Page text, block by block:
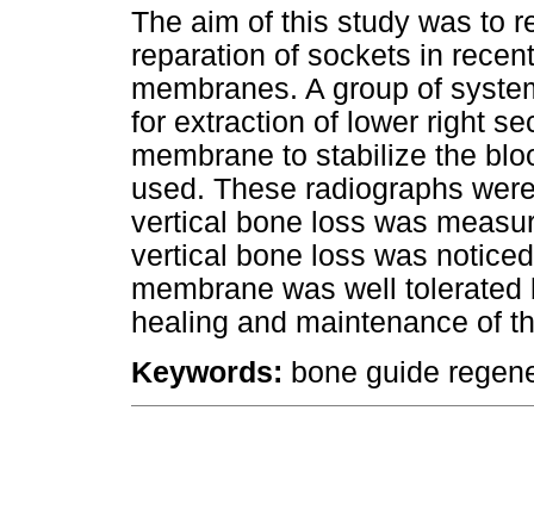
The aim of this study was to
reparation of sockets in
membranes. A group of
for extraction of lower right
membrane to stabilize the
used. These radiographs
vertical bone loss was
vertical bone loss was
membrane was well
healing and maintenance of
Keywords: bone guide